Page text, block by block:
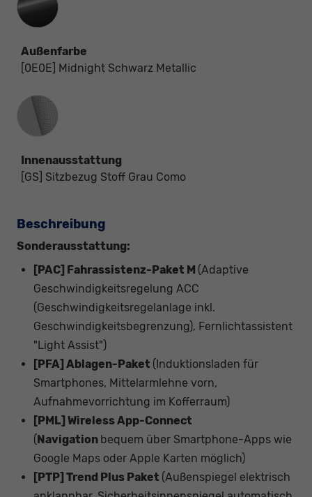
Außenfarbe
[0E0E] Midnight Schwarz Metallic
Innenausstattung
Innenausstattung
[GS] Sitzbezug Stoff Grau Como
Beschreibung
Sonderausstattung:
[PAC] Fahrassistenz-Paket M (Adaptive
Geschwindigkeitsregelung ACC
(Geschwindigkeitsregelanlage inkl.
Geschwindigkeitsbegrenzung), Fernlichtassistent
"Light Assist")
[PFA] Ablagen-Paket (Induktionsladen für
Smartphones, Mittelarmlehne vorn,
Aufnahmevorrichtung im Kofferraum)
[PML] Wireless App-Connect
( Navigation bequem über Smartphone-Apps wie
Google Maps oder Apple Karten möglich)
[PTP] Trend Plus Paket (Außenspiegel elektrisch